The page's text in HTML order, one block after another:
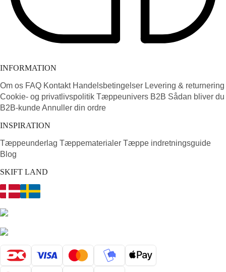
INFORMATION
Om os FAQ Kontakt Handelsbetingelser Levering & returnering
Cookie- og privatlivspolitik Tæppeunivers B2B Sådan bliver du
B2B-kundeAnnuller din ordre
INSPIRATION
Tæppeunderlag Tæppematerialer Tæppe indretningsguide
Blog
SKIFT LAND